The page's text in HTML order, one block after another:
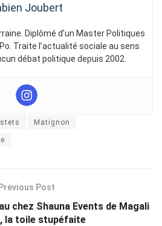
Joubert
Diplômé d’un Master Politiques
Traite l’actualité sociale au sens
débat politique depuis 2002.
Matignon
Previous Post
chez Shauna Events de Magali
la toile stupéfaite